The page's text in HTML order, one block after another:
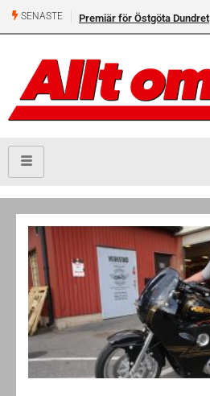
SENASTE Premiär för Östgöta Dundret